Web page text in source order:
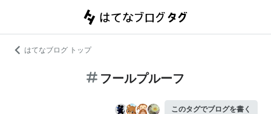
はてなブログ トップ
フールプルーフ
このタグでブログを書く